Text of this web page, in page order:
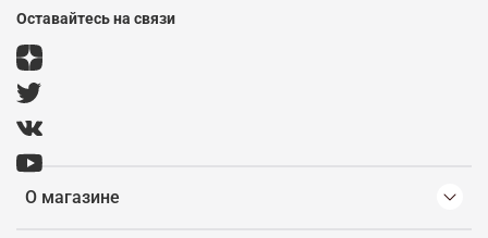
О магазине
Оставайтесь на связи